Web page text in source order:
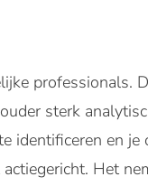
professionals.
sterk
identificeren en
Het